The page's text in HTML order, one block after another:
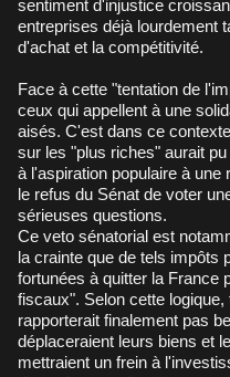
sentiment d'injustice
entreprises déjà lourdement
d'achat et la compétitivité.
Face à cette "tentation de
ceux qui appellent à une
aisés. C'est dans ce
sur les "plus riches" aurait
à l'aspiration populaire à une
le refus du Sénat de voter
sérieuses questions.
Ce veto sénatorial est
la crainte que de tels impôts
fortunées à quitter la France
fiscaux". Selon cette
rapporterait finalement pas
déplaceraient leurs biens et
mettraient un frein à